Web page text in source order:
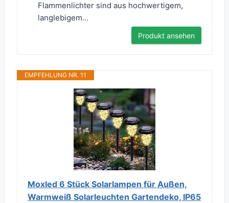
Flammenlichter sind aus hochwertigem,
langlebigem...
Produkt ansehen
EMPFEHLUNG NR. 11
Moxled 6 Stück Solarlampen für Außen,
Warmweiß Solarleuchten Gartendeko, IP65